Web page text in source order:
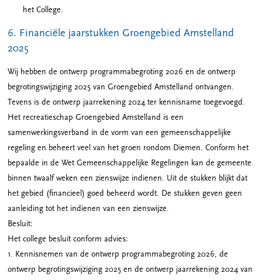
het College.
6. Financiële jaarstukken Groengebied Amstelland
2025
Wij hebben de ontwerp programmabegroting 2026 en de ontwerp
begrotingswijziging 2025 van Groengebied Amstelland ontvangen.
Tevens is de ontwerp jaarrekening 2024 ter kennisname toegevoegd.
Het recreatieschap Groengebied Amstelland is een
samenwerkingsverband in de vorm van een gemeenschappelijke
regeling en beheert veel van het groen rondom Diemen. Conform het
bepaalde in de Wet Gemeenschappelijke Regelingen kan de gemeente
binnen twaalf weken een zienswijze indienen. Uit de stukken blijkt dat
het gebied (financieel) goed beheerd wordt. De stukken geven geen
aanleiding tot het indienen van een zienswijze.
Besluit:
Het college besluit conform advies:
1. Kennisnemen van de ontwerp programmabegroting 2026, de
ontwerp begrotingswijziging 2025 en de ontwerp jaarrekening 2024 van